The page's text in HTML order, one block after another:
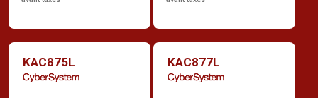
KAC875L KAC877L